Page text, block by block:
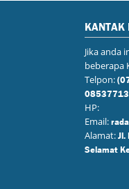
Jika anda
beberapa
Telpon:
HP:
Email:
Alamat: Jl.
Selamat